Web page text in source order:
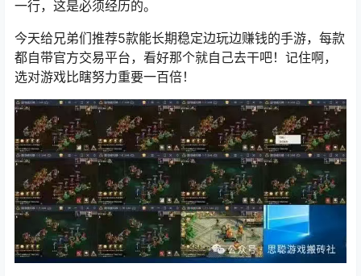
一行，这是必须经历的。
今天给兄弟们推荐5款能长期稳定边玩边赚钱的手游，每款
都自带官方交易平台， 看好那个就自己去干吧！记住啊，
选对游戏比瞎努力重要一百倍！